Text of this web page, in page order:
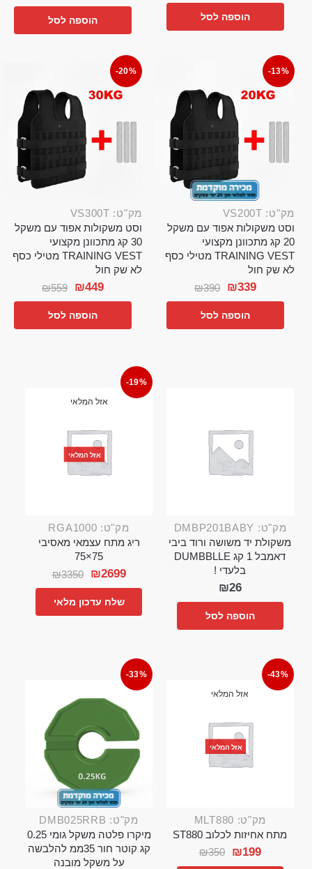
הוספה לסל הוספה לסל
-13%
מק"ט: VS200T
וסט משקולות אפוד עם משקל
20 קג מתכוונן מקצועי
TRAINING VEST מטילי כסף
לא שק חול
₪390 ₪339
הוספה לסל
-20%
מק"ט: VS300T
וסט משקולות אפוד עם משקל
30 קג מתכוונן מקצועי
TRAINING VEST מטילי כסף
לא שק חול
₪559 ₪449
הוספה לסל
מק"ט: DMBP201BABY
משקולת יד משושה ורוד ביבי
דאמבל 1 קג DUMBBLLE
בלעדי !
₪26
הוספה לסל
-19%
אזל המלאי
אזל המלאי
מק"ט: RGA1000
ריג מתח עצמאי מאסיבי
75×75
₪3350 ₪2699
שלח עדכון מלאי
-43%
אזל המלאי
אזל המלאי
מק"ט: MLT880
מתח אחיזות לכלוב ST880
₪350 ₪199
-33%
מק"ט: DMB025RRB
מיקרו פלטה משקל גומי 0.25
קג קוטר חור 35ממ להלבשה
על משקל מובנה